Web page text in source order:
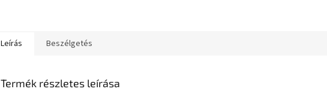
Leírás Beszélgetés
Termék részletes leírása